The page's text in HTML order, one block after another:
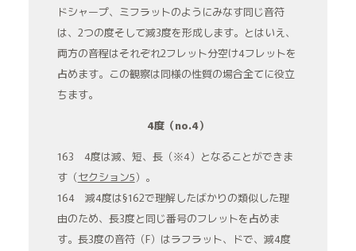
ドシャープ、ミフラットのようにみなす同じ音符
は、2つの度そして減3度を形成します。とはいえ、
両方の音程はそれぞれ2フレット分空け4フレットを
占めます。この観察は同様の性質の場合全てに役立
ちます。
4度（no.4）
163 4度は減、短、長（※4）となることができま
す（セクション5）。
164 減4度は§162で理解したばかりの類似した理
由のため、長3度と同じ番号のフレットを占めま
す。長3度の音符（F）はラフラット、ドで、減4度